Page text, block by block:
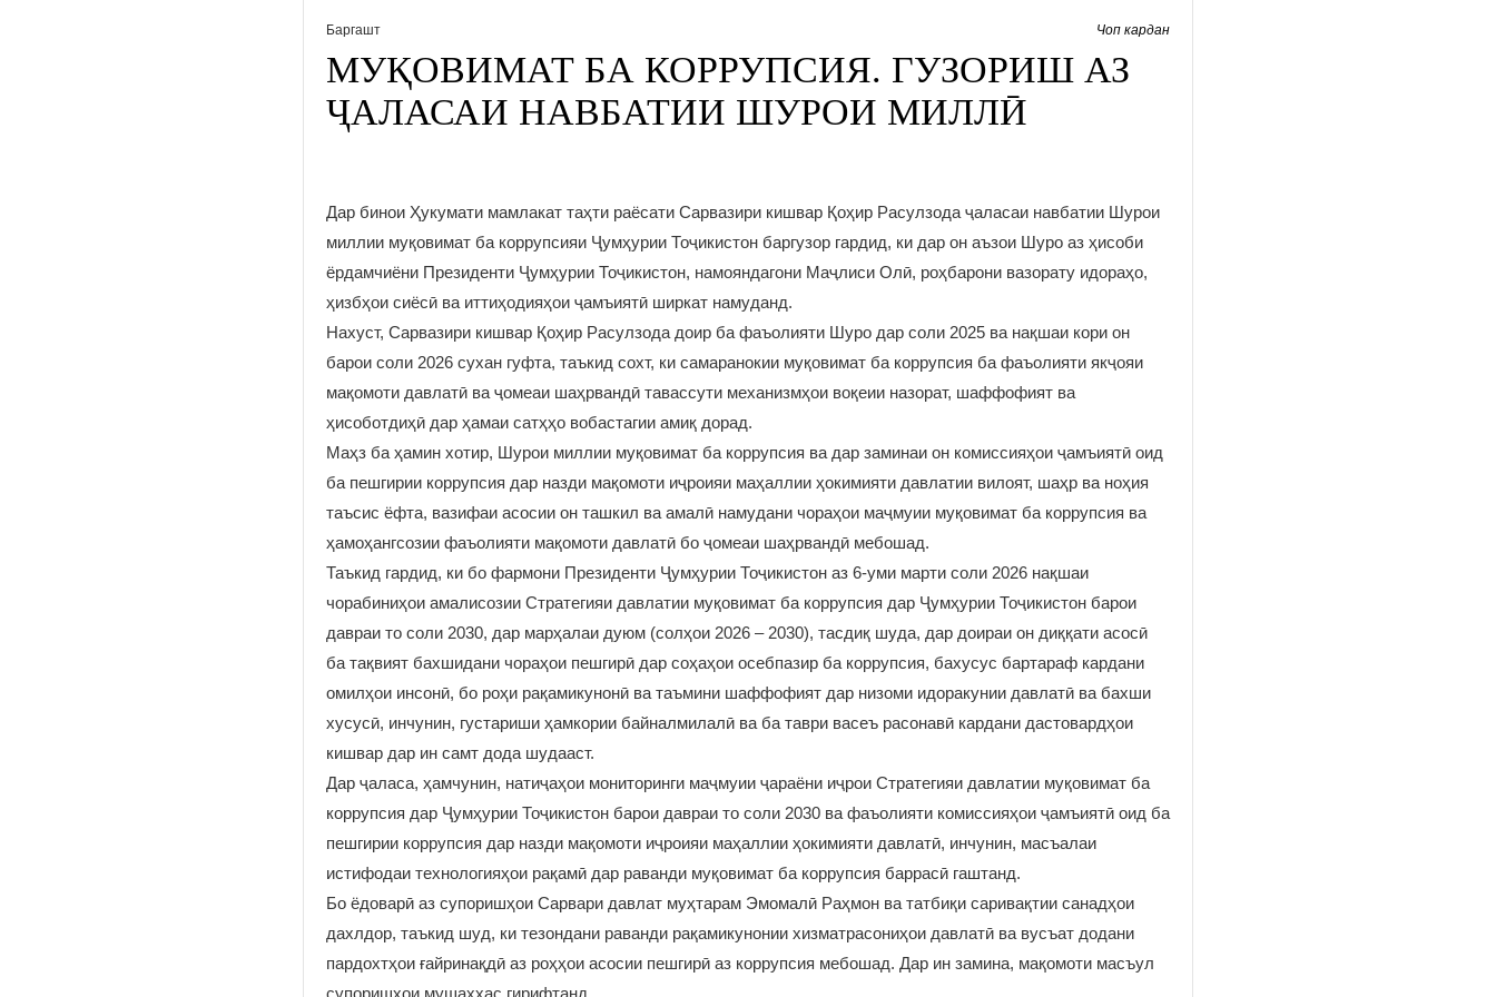
Баргашт Чоп кардан
МУҚОВИМАТ БА КОРРУПСИЯ. ГУЗОРИШ АЗ
ҶАЛАСАИ НАВБАТИИ ШУРОИ МИЛЛӢ
Дар бинои Ҳукумати мамлакат таҳти раёсати Сарвазири кишвар Қоҳир Расулзода ҷаласаи навбатии Шурои
миллии муқовимат ба коррупсияи Ҷумҳурии Тоҷикистон баргузор гардид, ки дар он аъзои Шуро аз ҳисоби
ёрдамчиёни Президенти Ҷумҳурии Тоҷикистон, намояндагони Маҷлиси Олӣ, роҳбарони вазорату идораҳо,
ҳизбҳои сиёсӣ ва иттиҳодияҳои ҷамъиятӣ ширкат намуданд.
Нахуст, Сарвазири кишвар Қоҳир Расулзода доир ба фаъолияти Шуро дар соли 2025 ва нақшаи кори он
барои соли 2026 сухан гуфта, таъкид сохт, ки самаранокии муқовимат ба коррупсия ба фаъолияти якҷояи
мақомоти давлатӣ ва ҷомеаи шаҳрвандӣ тавассути механизмҳои воқеии назорат, шаффофият ва
ҳисоботдиҳӣ дар ҳамаи сатҳҳо вобастагии амиқ дорад.
Маҳз ба ҳамин хотир, Шурои миллии муқовимат ба коррупсия ва дар заминаи он комиссияҳои ҷамъиятӣ оид
ба пешгирии коррупсия дар назди мақомоти иҷроияи маҳаллии ҳокимияти давлатии вилоят, шаҳр ва ноҳия
таъсис ёфта, вазифаи асосии он ташкил ва амалӣ намудани чораҳои маҷмуии муқовимат ба коррупсия ва
ҳамоҳангсозии фаъолияти мақомоти давлатӣ бо ҷомеаи шаҳрвандӣ мебошад.
Таъкид гардид, ки бо фармони Президенти Ҷумҳурии Тоҷикистон аз 6-уми марти соли 2026 нақшаи
чорабиниҳои амалисозии Стратегияи давлатии муқовимат ба коррупсия дар Ҷумҳурии Тоҷикистон барои
давраи то соли 2030, дар марҳалаи дуюм (солҳои 2026 – 2030), тасдиқ шуда, дар доираи он диққати асосӣ
ба тақвият бахшидани чораҳои пешгирӣ дар соҳаҳои осебпазир ба коррупсия, бахусус бартараф кардани
омилҳои инсонӣ, бо роҳи рақамикунонӣ ва таъмини шаффофият дар низоми идоракунии давлатӣ ва бахши
хусусӣ, инчунин, густариши ҳамкории байналмилалӣ ва ба таври васеъ расонавӣ кардани дастовардҳои
кишвар дар ин самт дода шудааст.
Дар ҷаласа, ҳамчунин, натиҷаҳои мониторинги маҷмуии ҷараёни иҷрои Стратегияи давлатии муқовимат ба
коррупсия дар Ҷумҳурии Тоҷикистон барои давраи то соли 2030 ва фаъолияти комиссияҳои ҷамъиятӣ оид ба
пешгирии коррупсия дар назди мақомоти иҷроияи маҳаллии ҳокимияти давлатӣ, инчунин, масъалаи
истифодаи технологияҳои рақамӣ дар раванди муқовимат ба коррупсия баррасӣ гаштанд.
Бо ёдоварӣ аз супоришҳои Сарвари давлат муҳтарам Эмомалӣ Раҳмон ва татбиқи саривақтии санадҳои
дахлдор, таъкид шуд, ки тезондани раванди рақамикунонии хизматрасониҳои давлатӣ ва вусъат додани
пардохтҳои ғайринақдӣ аз роҳҳои асосии пешгирӣ аз коррупсия мебошад. Дар ин замина, мақомоти масъул
супоришҳои мушаххас гирифтанд.